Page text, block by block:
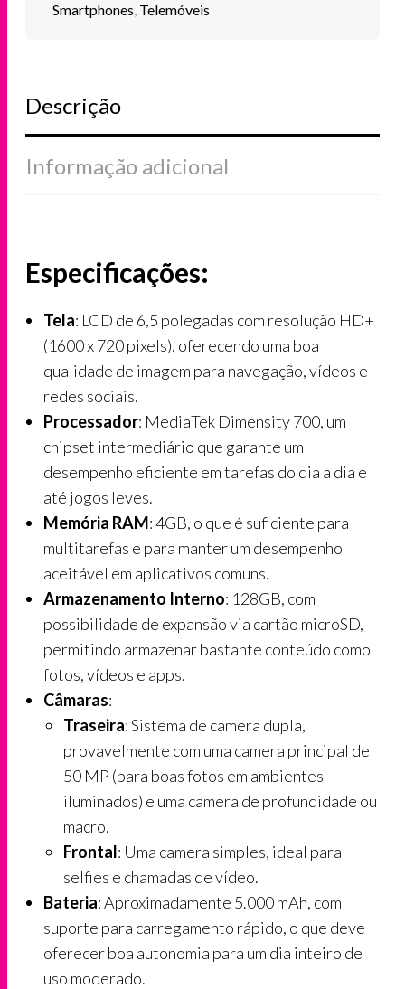
Smartphones, Telemóveis
Descrição
Informação adicional
Especificações:
Tela: LCD de 6,5 polegadas com resolução HD+
(1600 x 720 pixels), oferecendo uma boa
qualidade de imagem para navegação, vídeos e
redes sociais.
Processador: MediaTek Dimensity 700, um
chipset intermediário que garante um
desempenho eficiente em tarefas do dia a dia e
até jogos leves.
Memória RAM: 4GB, o que é suficiente para
multitarefas e para manter um desempenho
aceitável em aplicativos comuns.
Armazenamento Interno: 128GB, com
possibilidade de expansão via cartão microSD,
permitindo armazenar bastante conteúdo como
fotos, vídeos e apps.
Câmaras:
Traseira: Sistema de camera dupla,
provavelmente com uma camera principal de
50 MP (para boas fotos em ambientes
iluminados) e uma camera de profundidade ou
macro.
Frontal: Uma camera simples, ideal para
selfies e chamadas de vídeo.
Bateria: Aproximadamente 5.000 mAh, com
suporte para carregamento rápido, o que deve
oferecer boa autonomia para um dia inteiro de
uso moderado.